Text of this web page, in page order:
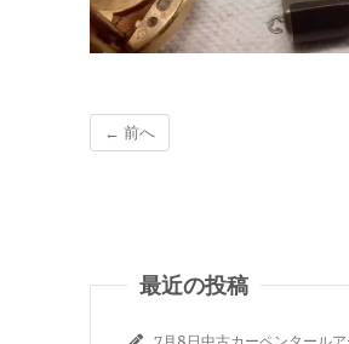
← 前へ
最近の投稿